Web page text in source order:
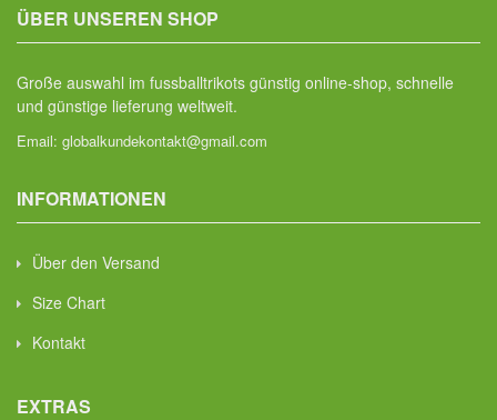
ÜBER UNSEREN SHOP
Große auswahl im fussballtrikots günstig online-shop, schnelle
und günstige lieferung weltweit.
Email: globalkundekontakt@gmail.com
INFORMATIONEN
Über den Versand
Size Chart
Kontakt
EXTRAS